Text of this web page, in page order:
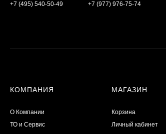
+7 (495) 540-50-49 +7 (977) 976-75-74
КОМПАНИЯ
О Компании
ТО и Сервис
МАГАЗИН
Корзина
Личный кабинет